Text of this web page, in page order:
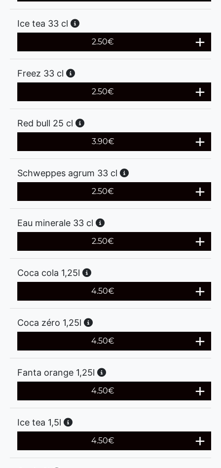
Ice tea 33 cl
2.50€
Freez 33 cl
2.50€
Red bull 25 cl
3.90€
Schweppes agrum 33 cl
2.50€
Eau minerale 33 cl
2.50€
Coca cola 1,25l
4.50€
Coca zéro 1,25l
4.50€
Fanta orange 1,25l
4.50€
Ice tea 1,5l
4.50€